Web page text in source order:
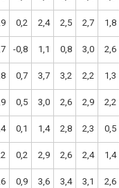
0,2 2,4 2,5 2,7 1,8
-0,8 1,1 0,8 3,0 2,6
0,7 3,7 3,2 2,2 1,3
0,5 3,0 2,6 2,9 2,2
0,1 1,4 2,8 2,3 0,5
0,2 2,9 2,6 2,4 1,4
0,9 3,6 3,4 3,1 2,6